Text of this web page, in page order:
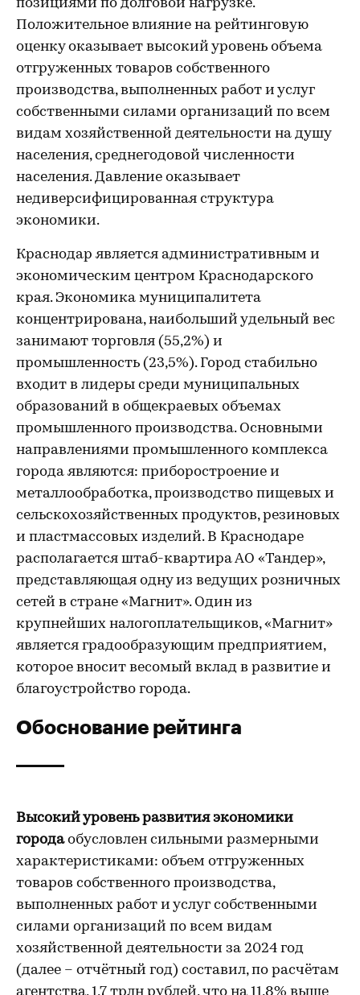
позициями по долговой нагрузке.
Положительное влияние на рейтинговую
оценку оказывает высокий уровень объема
отгруженных товаров собственного
производства, выполненных работ и услуг
собственными силами организаций по всем
видам хозяйственной деятельности на душу
населения, среднегодовой численности
населения. Давление оказывает
недиверсифицированная структура
экономики.
Краснодар является административным и
экономическим центром Краснодарского
края. Экономика муниципалитета
концентрирована, наибольший удельный вес
занимают торговля (55,2%) и
промышленность (23,5%). Город стабильно
входит в лидеры среди муниципальных
образований в общекраевых объемах
промышленного производства. Основными
направлениями промышленного комплекса
города являются: приборостроение и
металлообработка, производство пищевых и
сельскохозяйственных продуктов, резиновых
и пластмассовых изделий. В Краснодаре
располагается штаб-квартира АО «Тандер»,
представляющая одну из ведущих розничных
сетей в стране «Магнит». Один из
крупнейших налогоплательщиков, «Магнит»
является градообразующим предприятием,
которое вносит весомый вклад в развитие и
благоустройство города.
Обоснование рейтинга
Высокий уровень развития экономики
городаобусловлен сильными размерными
характеристиками: объем отгруженных
товаров собственного производства,
выполненных работ и услуг собственными
силами организаций по всем видам
хозяйственной деятельности за 2024 год
(далее – отчётный год) составил, по расчётам